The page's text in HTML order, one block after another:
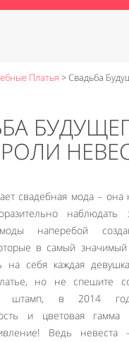
Платья >Свадьба
свадебная мода – она
наперебой
в самый
на себя каждая
но не спешите
штамп, в 2014
и цветовая
Ведь